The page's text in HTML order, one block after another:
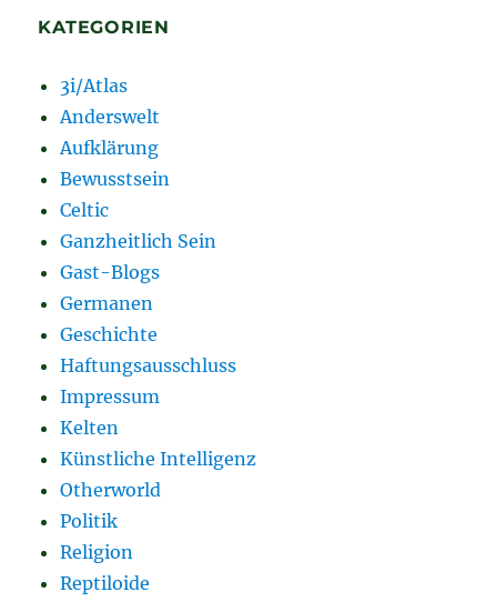
KATEGORIEN
3i/Atlas
Anderswelt
Aufklärung
Bewusstsein
Celtic
Ganzheitlich Sein
Gast-Blogs
Germanen
Geschichte
Haftungsausschluss
Impressum
Kelten
Künstliche Intelligenz
Otherworld
Politik
Religion
Reptiloide